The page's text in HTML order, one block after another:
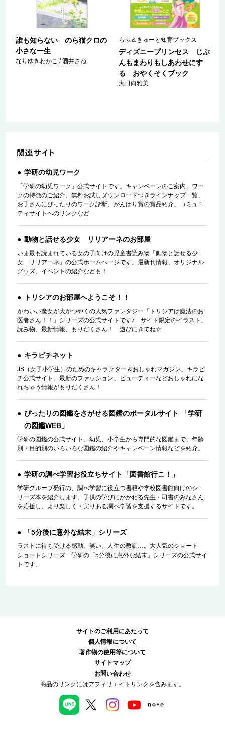
誰も知らない のら猫クロの
小さな一生
なりゆきわかこ / 酒井さね
らぶ＆きゅーと知育ブックス
ディズニープリンセス じぶ
んもまわりもしあわせにす
る おやくそくブック
大日向雅美
学研の幼児ワーク
「学研の幼児ワーク」公式サイトです。キャンペーンのご案内、ワー
クの特徴のご紹介、無料お試しダウンロードつきラインナップ一覧、
お子さんにぴったりのワーク診断、がんばり賞の賞品紹介、コミュニ
ティサイトへのリンクなど
動物と話せる少女 リリアーネのお部屋
いま最も読まれている女の子向けの児童書読み物「動物と話せる少
女 リリアーネ」の公式ホームページです。最新刊情報、オリジナル
グッズ、イベントの紹介なども！
トリシアのお部屋へようこそ！！
かわいい魔女が大かつやくの人気ファンタジー「トリシアは魔法のお
医者さん！！」シリーズの公式サイトです♪ サイト限定のイラスト、
読み物、最新情報、もりだくさん！ 遊びにきてね☆
キラピチネット
JS（女子小学生）のためのキャラクター＆おしゃれマガジン、キラピ
チ公式サイト。最新のファッション、ビューティーなどおしゃれにな
れちゃう情報がもりだくさん！
ぴったりの図鑑をさがせる図鑑のポータルサイト 「学研
の図鑑WEB」
学研の図鑑の公式サイト。幼児、小学生から専門的な図鑑まで、年齢
別・目的別のいろいろな図鑑の紹介やキャンペーン情報などを紹介。
学研の調べ学習お役立ちサイト「図書館行こ！」
学研グループ発行の、調べ学習に役立つ書籍や学校図書館向けのシ
リーズ本を紹介します。子供の学びにかかわる先生・司書のみなさん
を応援し、より楽しく・実りある調べ学習を支援するサイトです。
「5分後に意外な結末」シリーズ
ラストに待ち受ける感動、笑い、人生の教訓…。大人気のショート
ショートシリーズ 学研の「5分後に意外な結末」シリーズの公式サイ
トです。
サイトのご利用にあたって
個人情報について
著作物の使用等について
サイトマップ
お問い合わせ
商品のリンクにはアフィリエイトリンクを含みます。